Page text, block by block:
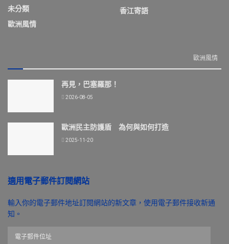
未分類
歐洲風情
香江寄語
歐洲風情
再見，巴塞羅那！
2026-08-05
歐洲民主防護盾 為何與如何打造
2025-11-20
適用電子郵件訂閱網站
輸入你的電子郵件地址訂閱網站的新文章，使用電子郵件接收新通
知。